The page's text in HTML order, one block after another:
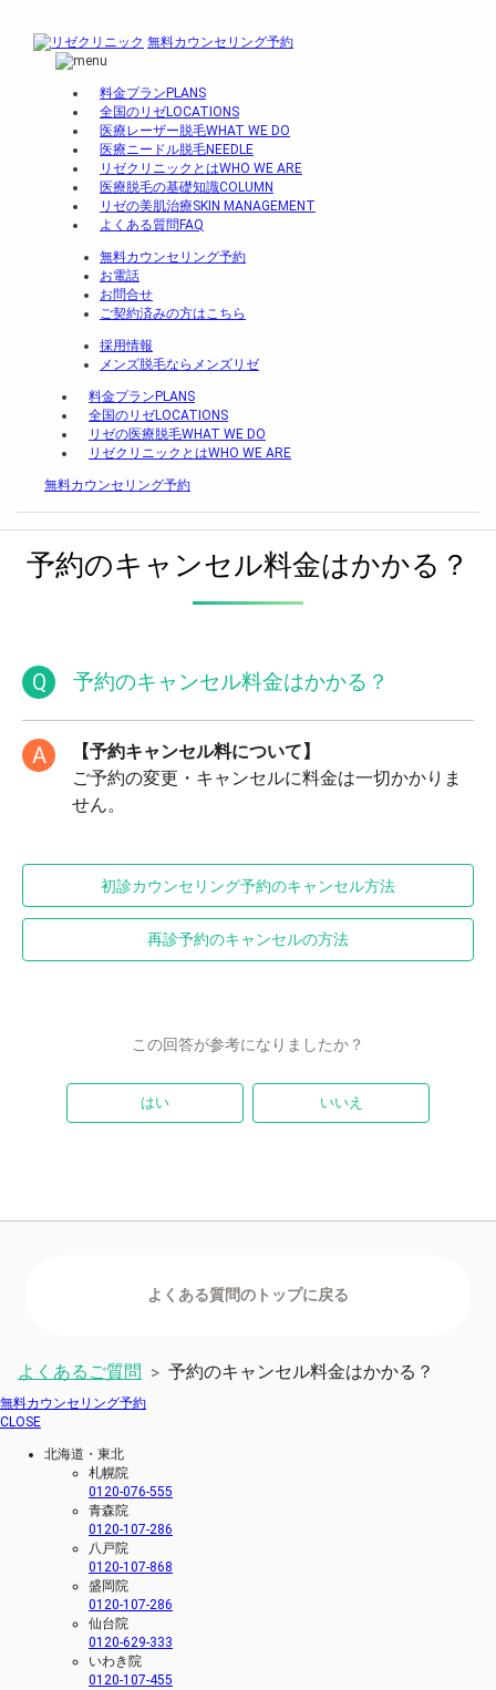
無料カウンセリング予約
料金プラン PLANS
全国のリゼLOCATIONS
医療レーザー脱毛WHAT WE DO
医療ニードル脱毛NEEDLE
リゼクリニックとはWHO WE ARE
医療脱毛の基礎知識COLUMN
リゼの美肌治療SKIN MANAGEMENT
よくある質問 FAQ
無料カウンセリング予約
お電話
お問合せ
ご契約済みの方はこちら
採用情報
メンズ脱毛ならメンズリゼ
料金プラン PLANS
全国のリゼLOCATIONS
リゼの医療脱毛WHAT WE DO
リゼクリニックとはWHO WE ARE
無料カウンセリング予約
予約のキャンセル料金はかかる？
Q 予約のキャンセル料金はかかる？
A
【予約キャンセル料について】
ご予約の変更・キャンセルに料金は一切かかりま
せん。
初診カウンセリング予約のキャンセル方法
再診予約のキャンセルの方法
この回答が参考になりましたか？
はい いいえ
よくあるご質問 > 予約のキャンセル料金はかかる？
無料カウンセリング予約
CLOSE
北海道・東北
札幌院
0120-076-555
青森院
0120-107-286
八戸院
0120-107-868
盛岡院
0120-107-286
仙台院
0120-629-333
いわき院
0120-107-455